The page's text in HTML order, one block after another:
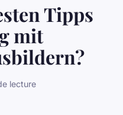
Tipps
mit
lecture